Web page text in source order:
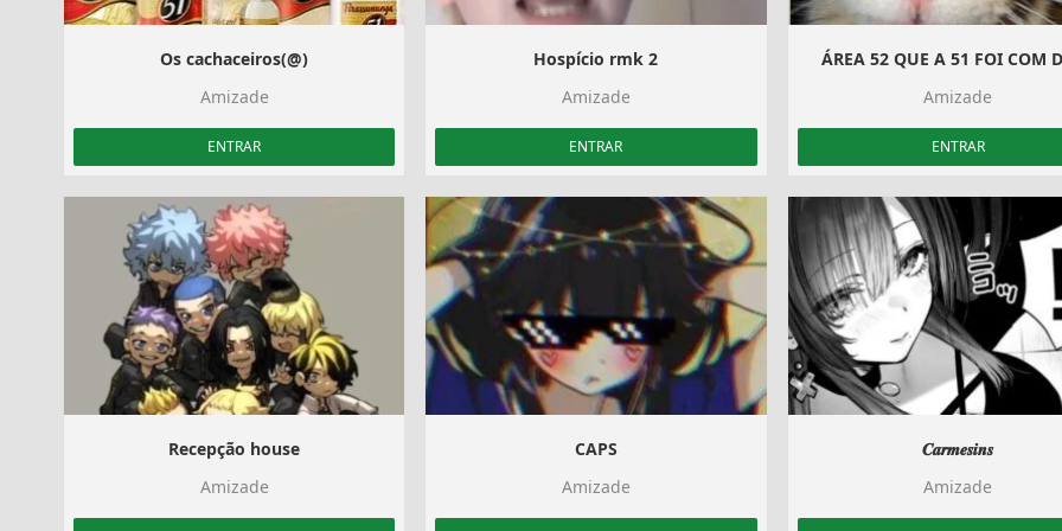
Os cachaceiros(@)
Amizade
ENTRAR
Hospício rmk 2
Amizade
ENTRAR
ÁREA 52 QUE A 51 FOI COM
Amizade
ENTRAR
Recepção house
Amizade
CAPS
Amizade
𝑪𝒂𝒓𝒎𝒆𝒔𝒊𝒏𝒔
Amizade